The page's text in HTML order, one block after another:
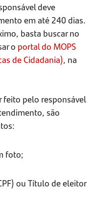
deve
em até 240 dias.
basta buscar no
o portal do MOPS
de Cidadania), na
feito pelo responsável
são
foto;
ou Título de eleitor